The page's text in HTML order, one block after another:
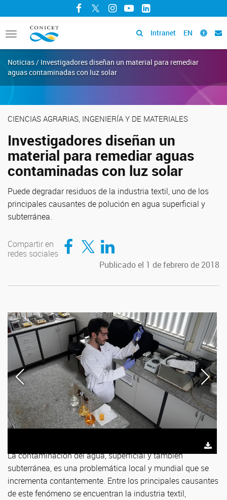
Facebook
TwitterInstagram
YouTubeLinkedIn
Toggle
navigation
Intranet EN
Noticias / Investigadores diseñan un material para remediar
aguas contaminadas con luz solar
CIENCIAS AGRARIAS, INGENIERÍA Y DE MATERIALES
Investigadores diseñan un
material para remediar aguas
contaminadas con luz solar
Puede degradar residuos de la industria textil, uno de los
principales causantes de polución en agua superficial y
subterránea.
Compartir en
redes sociales
Compartir en Facebook
Compartir en TwitterCompartir en LinkedIn
Publicado el 1 de febrero de 2018
La contaminación del agua, superficial y también
subterránea, es una problemática local y mundial que se
incrementa contantemente. Entre los principales causantes
de este fenómeno se encuentran la industria textil,